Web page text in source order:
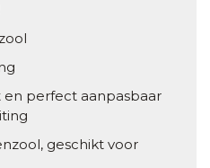
en perfect aanpasbaar
geschikt voor